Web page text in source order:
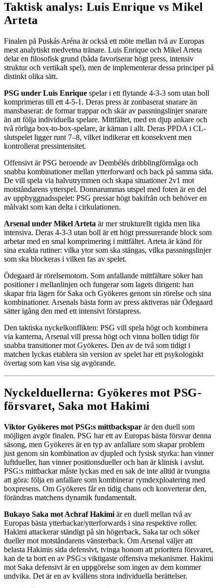
Taktisk analys: Luis Enrique vs Mikel
Arteta
Finalen på Puskás Aréna är också ett möte mellan två av Europas
mest analytiskt medvetna tränare. Luis Enrique och Mikel Arteta
delar en filosofisk grund (båda favoriserar högt press, intensiv
struktur och vertikalt spel), men de implementerar dessa principer på
distinkt olika sätt.
PSG under Luis Enrique spelar i ett flytande 4-3-3 som utan boll
komprimeras till ett 4-5-1. Deras press är zonbaserat snarare än
mansbaserat: de formar trappar och skär av passningslinjer snarare
än att följa individuella spelare. Mittfältet, med en djup ankare och
två rörliga box-to-box-spelare, är kärnan i allt. Deras PPDA i CL-
slutspelet ligger runt 7–8, vilket indikerar ett konsekvent men
kontrollerat pressintensitet.
Offensivt är PSG beroende av Dembélés dribblingförmåga och
snabba kombinationer mellan ytterforward och back på samma sida.
De vill spela via halvutrymmen och skapa situationer 2v1 mot
motståndarens ytterspel. Donnarummas utspel med foten är en del
av uppbyggnadsspelet: PSG pressar högt bakifrån och behöver en
målvakt som kan delta i cirkulationen.
Arsenal under Mikel Arteta är mer strukturellt rigida men lika
intensiva. Deras 4-3-3 utan boll är ett högt pressurerande block som
arbetar med en smal komprimering i mittfältet. Arteta är känd för
sina exakta rutiner: vilka ytor som ska stängas, vilka passningslinjer
som ska blockeras i vilken fas av spelet.
Ödegaard är rörelsemotorn. Som anfallande mittfältare söker han
positioner i mellanlinjen och fungerar som lagets dirigent: han
skapar fria lägen för Saka och Gyökeres genom sin rörelse och sina
kombinationer. Arsenals bästa form av press aktiveras när Ödegaard
sätter igång den med ett intensivt förstapress.
Den taktiska nyckelkonflikten: PSG vill spela högt och kombinera
via kanterna, Arsenal vill pressa högt och vinna bollen tidigt för
snabba transitioner mot Gyökeres. Den av de två som tidigt i
matchen lyckas etablera sin version av spelet har ett psykologiskt
övertag som kan visa sig avgörande.
Nyckelduellerna: Gyökeres mot PSG-
försvaret, Saka mot Hakimi
Viktor Gyökeres mot PSG:s mittbackspar är den duell som
möjligen avgör finalen. PSG har ett av Europas bästa försvar denna
säsong, men Gyökeres är en typ av anfallare som skapar problem
just genom sin kombination av djupled och fysisk styrka: han vinner
luftdueller, han vinner positionsdueller och han är klinisk i avslut.
PSG:s mittbackar måste lyckas med en sak de inte alltid är tvungna
att göra: följa en anfallare som kombinerar rymdexploatering med
boxpresens. Om Gyökeres får en tidig chans och konverterar den,
förändras matchens dynamik fundamentalt.
Bukayo Saka mot Achraf Hakimi är en duell mellan två av
Europas bästa ytterbackar/ytterforwards i sina respektive roller.
Hakimi attackerar ständigt på sin högerback, Saka tar och söker
dueller mot motståndarens vänsterback. Om Arsenal väljer att
belasta Hakimis sida defensivt, tvinga honom att prioritera försvaret,
kan de ta bort en av PSG:s viktigaste offensiva mekanismer. Hakimi
mot Saka defensivt är en uppgörelse som ingen av dem kommer
undvika. Det är en av kvällens stora individuella berättelser.